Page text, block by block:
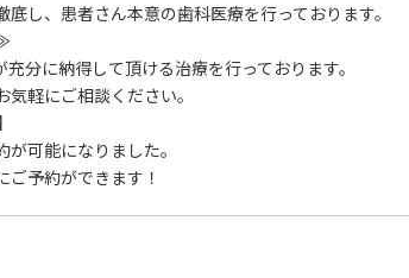
し、患者さん本意の歯科医療を行っております。
分に納得して頂ける治療を行っております。
軽にご相談ください。
可能になりました。
予約ができます！